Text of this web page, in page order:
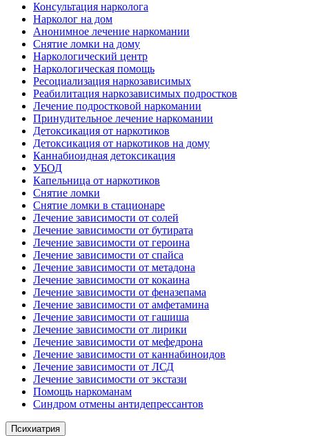
Консультация нарколога
Нарколог на дом
Анонимное лечение наркомании
Снятие ломки на дому
Наркологический центр
Наркологическая помощь
Ресоциализация наркозависимых
Реабилитация наркозависимых подростков
Лечение подростковой наркомании
Принудительное лечение наркомании
Детоксикация от наркотиков
Детоксикация от наркотиков на дому
Каннабиоидная детоксикация
УБОД
Капельница от наркотиков
Снятие ломки
Снятие ломки в стационаре
Лечение зависимости от солей
Лечение зависимости от бутирата
Лечение зависимости от героина
Лечение зависимости от спайса
Лечение зависимости от метадона
Лечение зависимости от кокаина
Лечение зависимости от феназепама
Лечение зависимости от амфетамина
Лечение зависимости от гашиша
Лечение зависимости от лирики
Лечение зависимости от мефедрона
Лечение зависимости от каннабиноидов
Лечение зависимости от ЛСД
Лечение зависимости от экстази
Помощь наркоманам
Синдром отмены антидепрессантов
Психиатрия